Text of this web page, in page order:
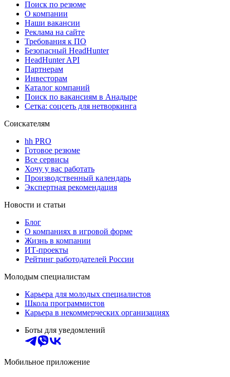
Поиск по резюме
О компании
Наши вакансии
Реклама на сайте
Требования к ПО
Безопасный HeadHunter
HeadHunter API
Партнерам
Инвесторам
Каталог компаний
Поиск по вакансиям в Анадыре
Сетка: соцсеть для нетворкинга
Соискателям
hh PRO
Готовое резюме
Все сервисы
Хочу у вас работать
Производственный календарь
Экспертная рекомендация
Новости и статьи
Блог
О компаниях в игровой форме
Жизнь в компании
ИТ-проекты
Рейтинг работодателей России
Молодым специалистам
Карьера для молодых специалистов
Школа программистов
Карьера в некоммерческих организациях
Боты для уведомлений
Мобильное приложение